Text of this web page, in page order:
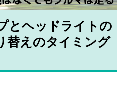
とヘッドライトの
替えのタイミング